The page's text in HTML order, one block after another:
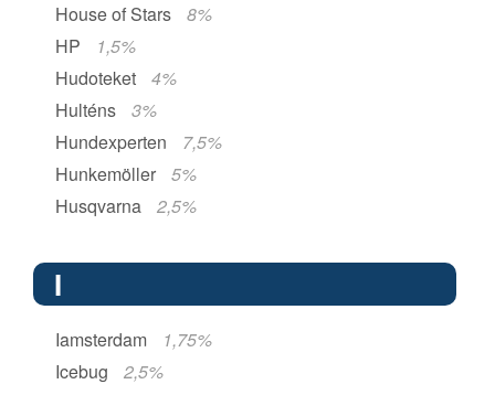
House of Stars
8%
HP
1,5%
Hudoteket
4%
Hulténs
3%
Hundexperten
7,5%
Hunkemöller
5%
Husqvarna
2,5%
I
Iamsterdam
1,75%
Icebug
2,5%